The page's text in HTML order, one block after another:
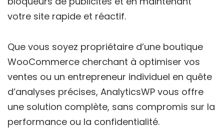
votre site rapide et réactif.
Que vous soyez propriétaire d’une boutique
WooCommerce cherchant à optimiser vos
ventes ou un entrepreneur individuel en quête
d’analyses précises, AnalyticsWP vous offre
une solution complète, sans compromis sur la
performance ou la confidentialité.